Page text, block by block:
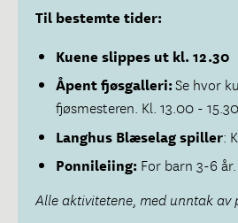
Til bestemte tider:
Kuene slippes ut kl. 12.30
Åpent fjøsgalleri:Se hvor
fjøsmesteren. Kl. 13.00 -
Langhus Blæselag spiller:
Ponnileiing:For barn 3-6
Alle aktivitetene, med unntak